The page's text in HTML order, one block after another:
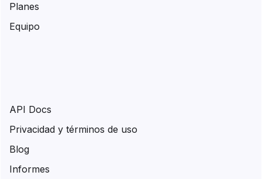
Planes
Equipo
API Docs
Privacidad y términos de uso
Blog
Informes